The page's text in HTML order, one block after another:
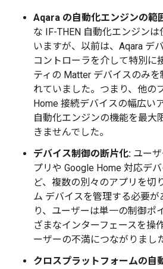
Aqara の自動化エンジンの範
な IF-THEN 自動化エンジン
いますが、以前は、Aqara デ
コントローラを介して特別に
ティの Matter デバイスのみ
れていました。つまり、他の
Home 接続デバイスの幅広い
自動化エンジンの機能を最大
きませんでした。
デバイス制御の断片化: ユー
プリや Google Home 対応デ
ど、複数の別々のアプリを切
ム デバイスを管理する必要
り、ユーザーは単一の制御ポ
ざまなインターフェースを操
ーザーの不満につながりまし
クロスプラットフォームの自